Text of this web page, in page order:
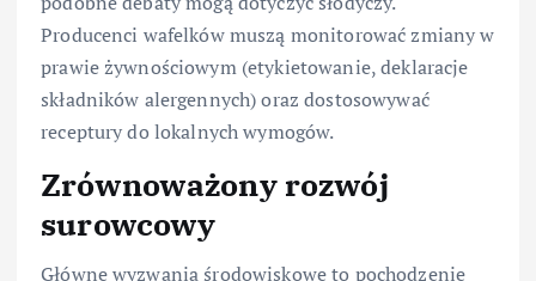
Producenci wafelków muszą monitorować zmiany w
prawie żywnościowym (etykietowanie, deklaracje
składników alergennych) oraz dostosowywać
receptury do lokalnych wymogów.
Zrównoważony rozwój
surowcowy
Główne wyzwania środowiskowe to pochodzenie